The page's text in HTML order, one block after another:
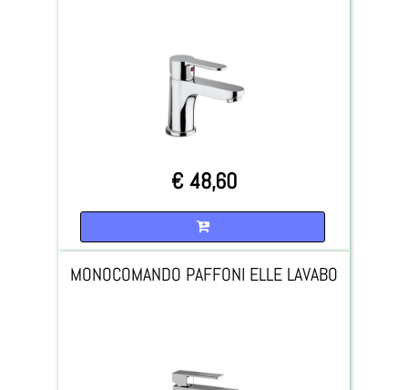
€ 48,60
MONOCOMANDO PAFFONI ELLE LAVABO